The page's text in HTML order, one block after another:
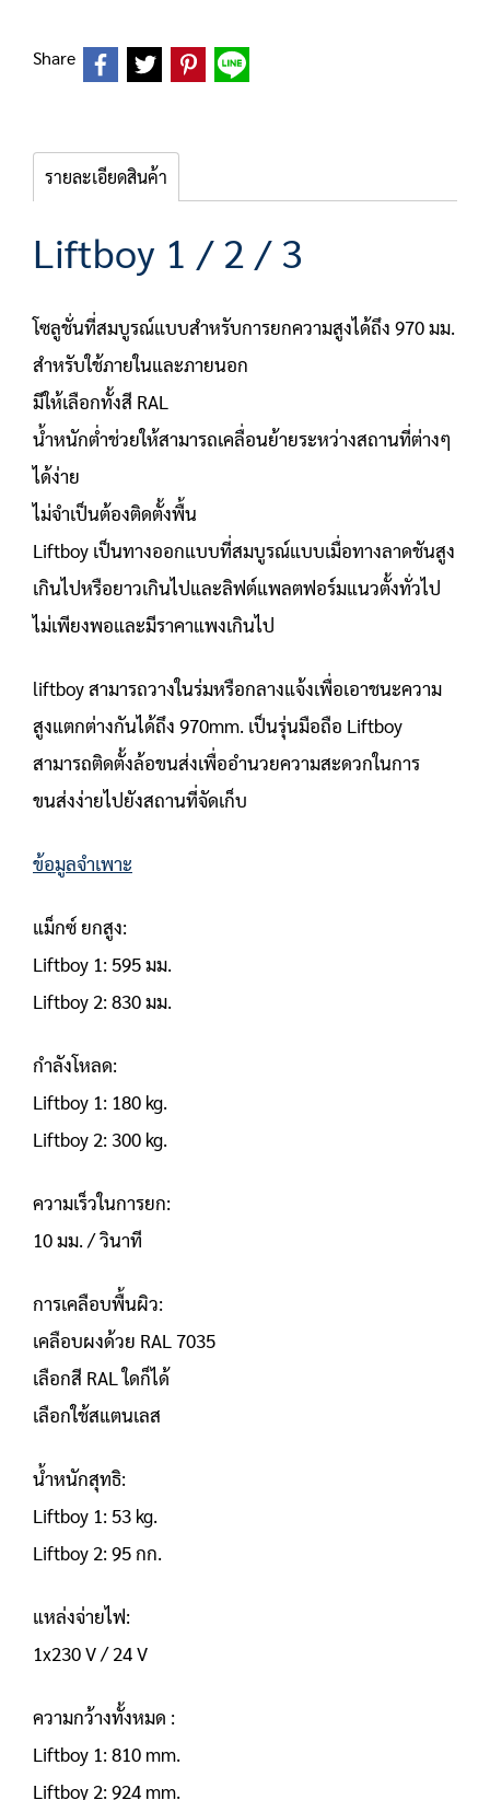
Share
รายละเอียดสินค้า
Liftboy 1 / 2 / 3
โซลูชั่นที่สมบูรณ์แบบสำหรับการยกความสูงได้ถึง 970มม.
สำหรับใช้ภายในและภายนอก
มีให้เลือกทั้งสี RAL
น้ำหนักต่ำช่วยให้สามารถเคลื่อนย้ายระหว่างสถานที่ต่างๆ
ได้ง่าย
ไม่จำเป็นต้องติดตั้งพื้น
Liftboy เป็นทางออกแบบที่สมบูรณ์แบบเมื่อทางลาดชันสูง
เกินไปหรือยาวเกินไปและลิฟต์แพลตฟอร์มแนวตั้งทั่วไป
ไม่เพียงพอและมีราคาแพงเกินไป
liftboy สามารถวางในร่มหรือกลางแจ้งเพื่อเอาชนะความ
สูงแตกต่างกันได้ถึง 970mm. เป็นรุ่นมือถือ Liftboy
สามารถติดตั้งล้อขนส่งเพื่ออำนวยความสะดวกในการ
ขนส่งง่ายไปยังสถานที่จัดเก็บ
ข้อมูลจำเพาะ
แม็กซ์ ยกสูง:
Liftboy 1: 595 มม.
Liftboy 2: 830 มม.
กำลังโหลด:
Liftboy 1: 180 kg.
Liftboy 2: 300 kg.
ความเร็วในการยก:
10 มม. / วินาที
การเคลือบพื้นผิว:
เคลือบผงด้วย RAL 7035
เลือกสี RAL ใดก็ได้
เลือกใช้สแตนเลส
น้ำหนักสุทธิ:
Liftboy 1: 53 kg.
Liftboy 2: 95 กก.
แหล่งจ่ายไฟ:
1x230 V / 24 V
ความกว้างทั้งหมด :
Liftboy 1: 810 mm.
Liftboy 2: 924 mm.